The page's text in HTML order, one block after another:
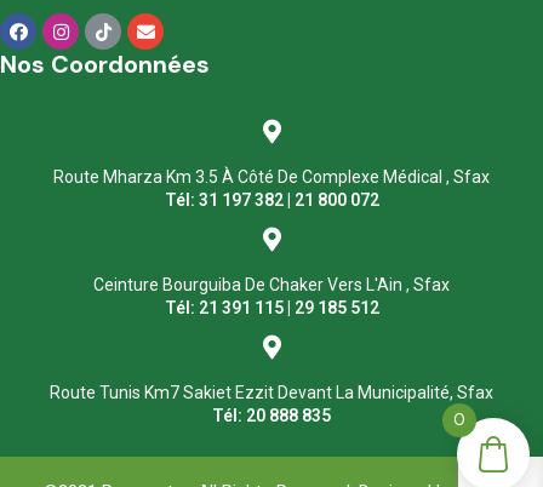
Nos Coordonnées
Route Mharza Km 3.5 À Côté De Complexe Médical , Sfax
Tél: 31 197 382 | 21 800 072
Ceinture Bourguiba De Chaker Vers L'Ain , Sfax
Tél: 21 391 115 | 29 185 512
Route Tunis Km7 Sakiet Ezzit Devant La Municipalité, Sfax
Tél: 20 888 835
0